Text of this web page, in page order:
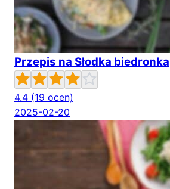
Przepis na Słodka biedronka
4.4 (19 ocen)
2025-02-20